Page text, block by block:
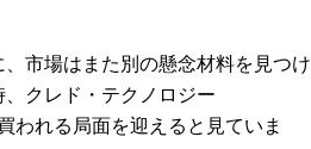
市場はまた別の懸念材料を見つけ
クレド・テクノロジー
われる局面を迎えると見ていま